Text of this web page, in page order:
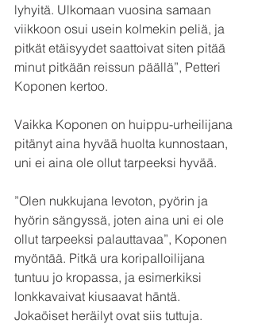
lyhyitä. Ulkomaan vuosina samaan
viikkoon osui usein kolmekin peliä, ja
pitkät etäisyydet saattoivat siten pitää
minut pitkään reissun päällä”, Petteri
Koponen kertoo.
Vaikka Koponen on huippu-urheilijana
pitänyt aina hyvää huolta kunnostaan,
uni ei aina ole ollut tarpeeksi hyvää.
”Olen nukkujana levoton, pyörin ja
hyörin sängyssä, joten aina uni ei ole
ollut tarpeeksi palauttavaa”, Koponen
myöntää. Pitkä ura koripalloilijana
tuntuu jo kropassa, ja esimerkiksi
lonkkavaivat kiusaavat häntä.
Jokaöiset heräilyt ovat siis tuttuja.